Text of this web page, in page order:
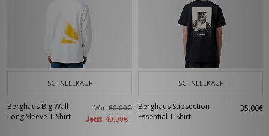
SCHNELLKAUF
Berghaus Big Wall
Long Sleeve T-Shirt
War60,00€
Jetzt 40,00€
SCHNELLKAUF
Berghaus Subsection
Essential T-Shirt
35,00€